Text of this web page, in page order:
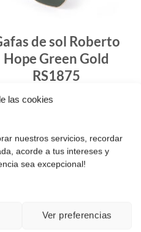
las cookies
nuestros servicios, recordar
acorde a tus intereses y
sea excepcional!
Ver preferencias
de sol Roberto
Hope Green Gold
RS1875
Pruébatelas